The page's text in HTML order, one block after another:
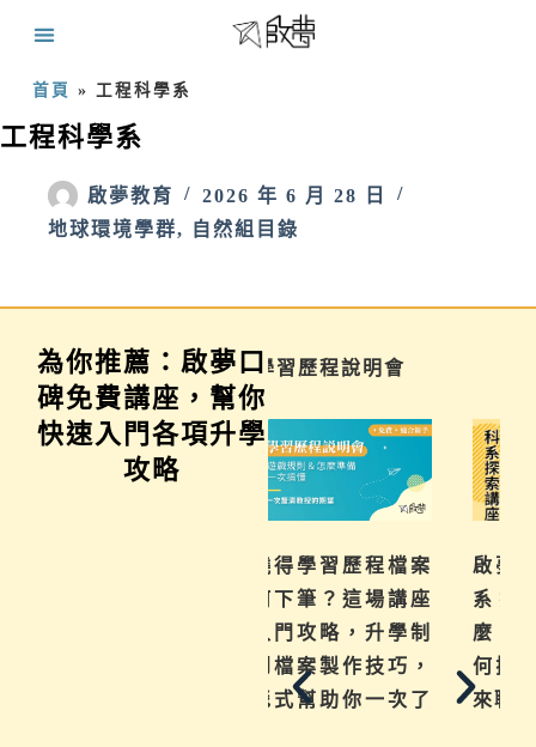
首頁 » 工程科學系
工程科學系
啟夢教育
2026 年 6 月 28 日
地球環境學群, 自然組目錄
為你推薦：啟夢口
碑免費講座，幫你
快速入門各項升學
攻略
學習歷程說明會
不曉得學習歷程檔案
如何下筆？這場講座
從入門攻略，升學制
度到檔案製作技巧，
地毯式幫助你一次了
啟夢獨家「系統
系探索方法」
麼？快速教你了
何探索興趣科系
來職業。